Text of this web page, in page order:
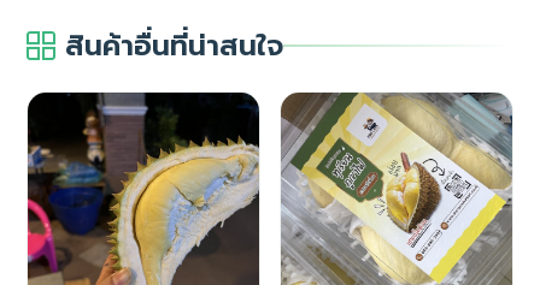
สินค้าอื่นที่น่าสนใจ